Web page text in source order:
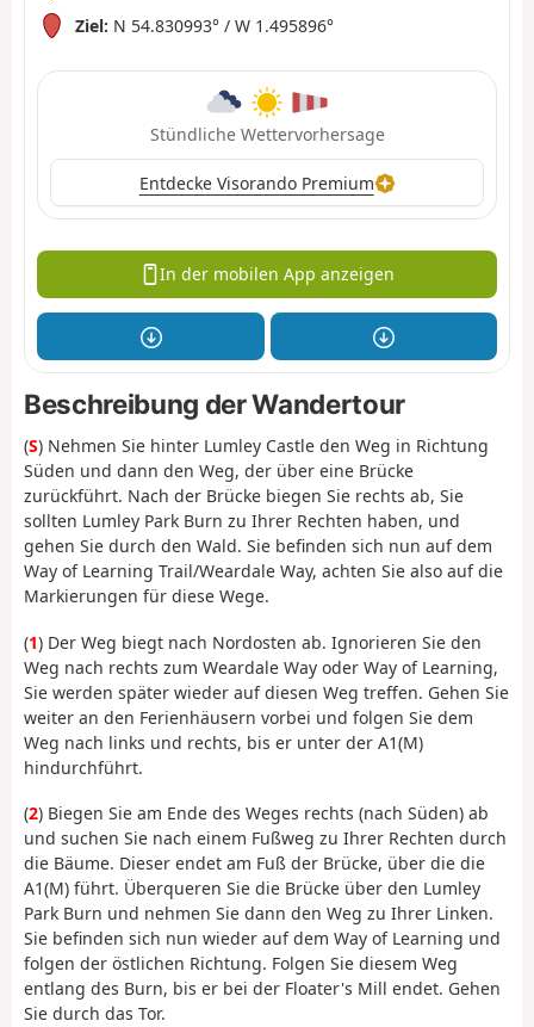
Ziel: N 54.830993° / W 1.495896°
Stündliche Wettervorhersage
Entdecke Visorando Premium
In der mobilen App anzeigen
Beschreibung der Wandertour
(S) Nehmen Sie hinter Lumley Castle den Weg in Richtung
Süden und dann den Weg, der über eine Brücke
zurückführt. Nach der Brücke biegen Sie rechts ab, Sie
sollten Lumley Park Burn zu Ihrer Rechten haben, und
gehen Sie durch den Wald. Sie befinden sich nun auf dem
Way of Learning Trail/Weardale Way, achten Sie also auf die
Markierungen für diese Wege.
(1) Der Weg biegt nach Nordosten ab. Ignorieren Sie den
Weg nach rechts zum Weardale Way oder Way of Learning,
Sie werden später wieder auf diesen Weg treffen. Gehen Sie
weiter an den Ferienhäusern vorbei und folgen Sie dem
Weg nach links und rechts, bis er unter der A1(M)
hindurchführt.
(2) Biegen Sie am Ende des Weges rechts (nach Süden) ab
und suchen Sie nach einem Fußweg zu Ihrer Rechten durch
die Bäume. Dieser endet am Fuß der Brücke, über die die
A1(M) führt. Überqueren Sie die Brücke über den Lumley
Park Burn und nehmen Sie dann den Weg zu Ihrer Linken.
Sie befinden sich nun wieder auf dem Way of Learning und
folgen der östlichen Richtung. Folgen Sie diesem Weg
entlang des Burn, bis er bei der Floater's Mill endet. Gehen
Sie durch das Tor.